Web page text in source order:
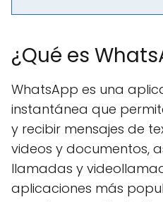
¿Qué es
WhatsApp es una
instantánea que
y recibir mensajes de
videos y documentos,
llamadas y
aplicaciones más